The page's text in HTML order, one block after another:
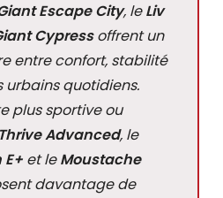
Escape City, leLiv
Cypressoffrent un
entre confort, stabilité
quotidiens.
plus sportive ou
Advanced, le
et leMoustache
davantage de